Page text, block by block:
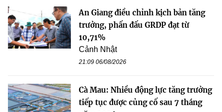
An Giang điều chỉnh kịch bản tăng
trưởng, phấn đấu GRDP đạt từ
10,71%
Cảnh Nhật
21:09 06/08/2026
Cà Mau: Nhiều động lực tăng trưởng
tiếp tục được củng cố sau 7 tháng